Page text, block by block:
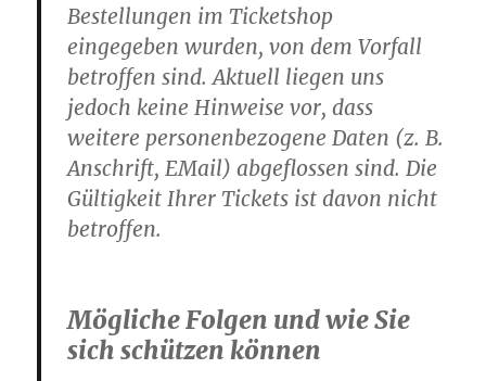
Bestellungen im Ticketshop
eingegeben wurden, von dem Vorfall
betroffen sind. Aktuell liegen uns
jedoch keine Hinweise vor, dass
weitere personenbezogene Daten (z. B.
Anschrift, EMail) abgeflossen sind. Die
Gültigkeit Ihrer Tickets ist davon nicht
betroffen.
Mögliche Folgen und wie Sie
sich schützen können